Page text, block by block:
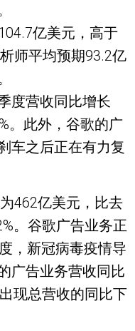
亿美元，高于
师平均预期93.2亿
度营收同比增长
。此外，谷歌的广
车之后正在有力复
462亿美元，比去
。谷歌广告业务正
，新冠病毒疫情导
广告业务营收同比
现总营收的同比下